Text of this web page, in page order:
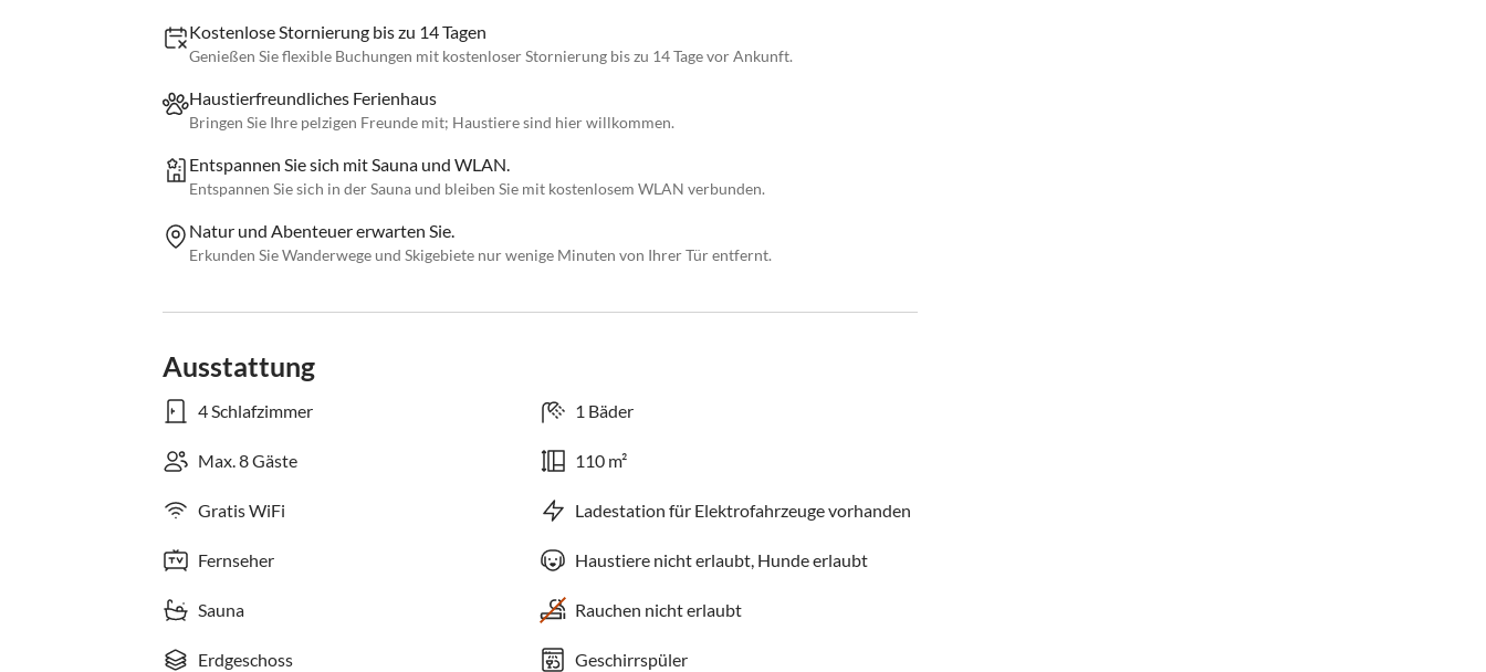
Kostenlose Stornierung bis zu 14 Tagen
Genießen Sie flexible Buchungen mit kostenloser Stornierung bis zu 14 Tage vor Ankunft.
Haustierfreundliches Ferienhaus
Bringen Sie Ihre pelzigen Freunde mit; Haustiere sind hier willkommen.
Entspannen Sie sich mit Sauna und WLAN.
Entspannen Sie sich in der Sauna und bleiben Sie mit kostenlosem WLAN verbunden.
Natur und Abenteuer erwarten Sie.
Erkunden Sie Wanderwege und Skigebiete nur wenige Minuten von Ihrer Tür entfernt.
Ausstattung
4 Schlafzimmer 1 Bäder
Max. 8 Gäste 110 m²
Gratis WiFi Ladestation für Elektrofahrzeuge vorhanden
Fernseher Haustiere nicht erlaubt, Hunde erlaubt
Sauna Rauchen nicht erlaubt
Erdgeschoss Geschirrspüler